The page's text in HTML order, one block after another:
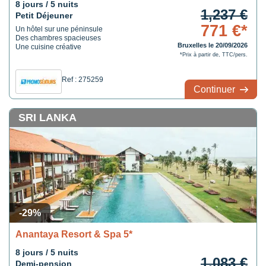
8 jours / 5 nuits
Petit Déjeuner
Un hôtel sur une péninsule
Des chambres spacieuses
Une cuisine créative
Ref : 275259
1,237 €
771 €*
Bruxelles le 20/09/2026
*Prix à partir de, TTC/pers.
Continuer
-29%
SRI LANKA
Anantaya Resort & Spa 5*
8 jours / 5 nuits
Demi-pension
1,083 €